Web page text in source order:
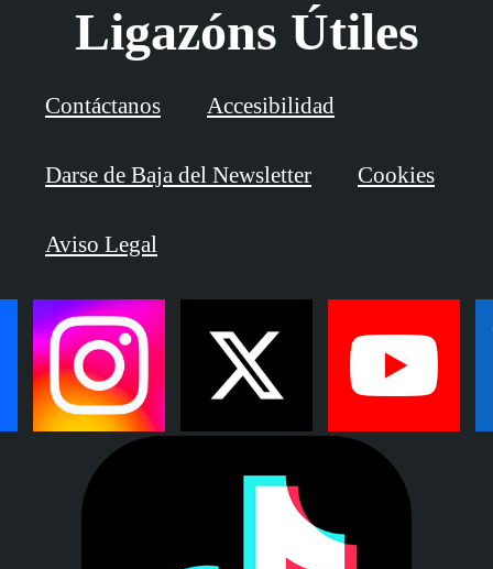
Ligazóns Útiles
Contáctanos Accesibilidad
Darse de Baja del Newsletter Cookies
Aviso Legal